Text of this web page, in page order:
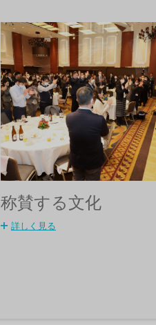
称賛する文化
詳しく見る